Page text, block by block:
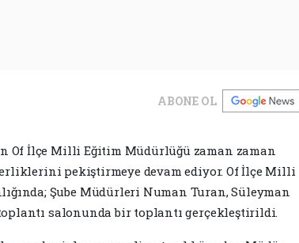
ABONE OL
Of İlçe Milli Eğitim Müdürlüğü zaman zaman
pekiştirmeye devam ediyor. Of İlçe Milli
Şube Müdürleri Numan Turan, Süleyman
salonunda bir toplantı gerçekleştirildi.